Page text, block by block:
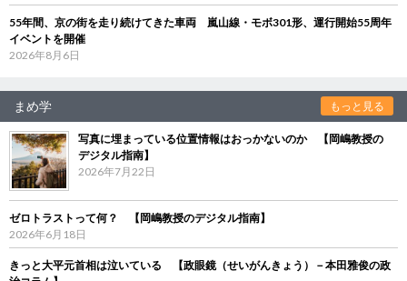
55年間、京の街を走り続けてきた車両 嵐山線・モボ301形、運行開始55周年
イベントを開催
2026年8月6日
まめ学 もっと見る
写真に埋まっている位置情報はおっかないのか 【岡嶋教授の
デジタル指南】
2026年7月22日
ゼロトラストって何？ 【岡嶋教授のデジタル指南】
2026年6月18日
きっと大平元首相は泣いている 【政眼鏡（せいがんきょう）－本田雅俊の政